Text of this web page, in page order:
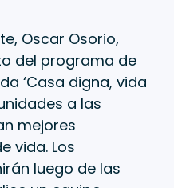
Oscar Osorio,
del programa de
‘Casa digna, vida
a las
mejores
vida. Los
luego de las